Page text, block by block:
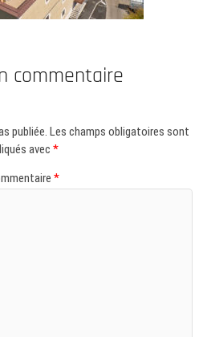
commentaire
publiée. Les champs obligatoires sont
avec *
*